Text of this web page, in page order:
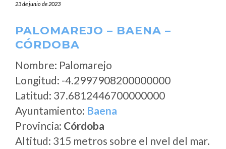
23 de junio de 2023
PALOMAREJO – BAENA –
CÓRDOBA
Nombre: Palomarejo
Longitud: -4.2997908200000000
Latitud: 37.6812446700000000
Ayuntamiento: Baena
Provincia: Córdoba
Altitud: 315 metros sobre el nvel del mar.